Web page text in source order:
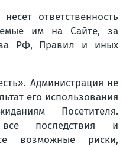
ответственность
им на Сайте, за
РФ, Правил и иных
Администрация не
его использования
Посетителя.
последствия и
возможные риски,